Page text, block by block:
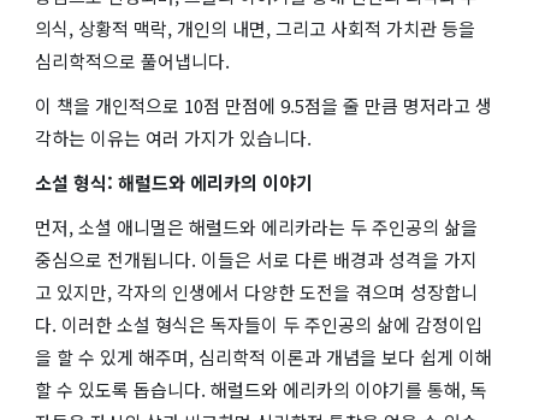
의식, 상황적 맥락, 개인의 내면, 그리고 사회적 가치관 등을
심리학적으로 풀어냅니다.
이 책을 개인적으로 10점 만점에 9.5점을 줄 만큼 명저라고 생
각하는 이유는 여러 가지가 있습니다.
소설 형식: 해럴드와 에리카의 이야기
먼저,소셜 애니멀은 해럴드와 에리카라는 두 주인공의 삶을
중심으로 전개됩니다. 이들은 서로 다른 배경과 성격을 가지
고 있지만, 각자의 인생에서 다양한 도전을 겪으며 성장합니
다. 이러한 소설 형식은 독자들이 두 주인공의 삶에 감정이입
을 할 수 있게 해주며, 심리학적 이론과 개념을 보다 쉽게 이해
할 수 있도록 돕습니다. 해럴드와 에리카의 이야기를 통해, 독